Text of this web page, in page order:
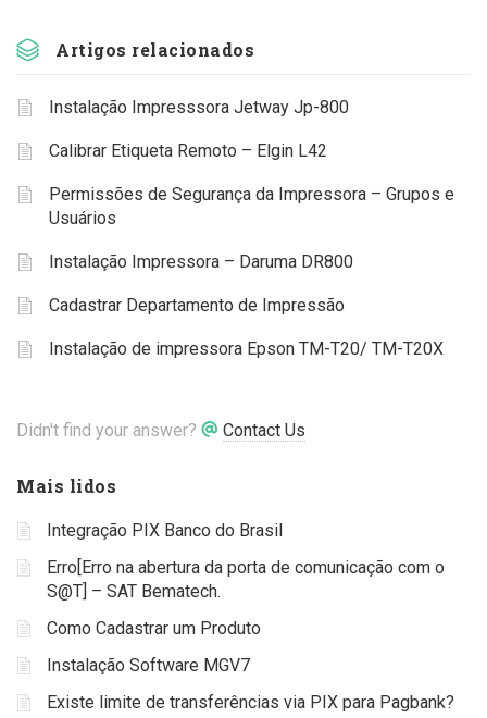
Artigos relacionados
Instalação Impresssora Jetway Jp-800
Calibrar Etiqueta Remoto – Elgin L42
Permissões de Segurança da Impressora – Grupos e
Usuários
Instalação Impressora – Daruma DR800
Cadastrar Departamento de Impressão
Instalação de impressora Epson TM-T20/ TM-T20X
Didn't find your answer? Contact Us
Mais lidos
Integração PIX Banco do Brasil
Erro[Erro na abertura da porta de comunicação com o
S@T] – SAT Bematech.
Como Cadastrar um Produto
Instalação Software MGV7
Existe limite de transferências via PIX para Pagbank?